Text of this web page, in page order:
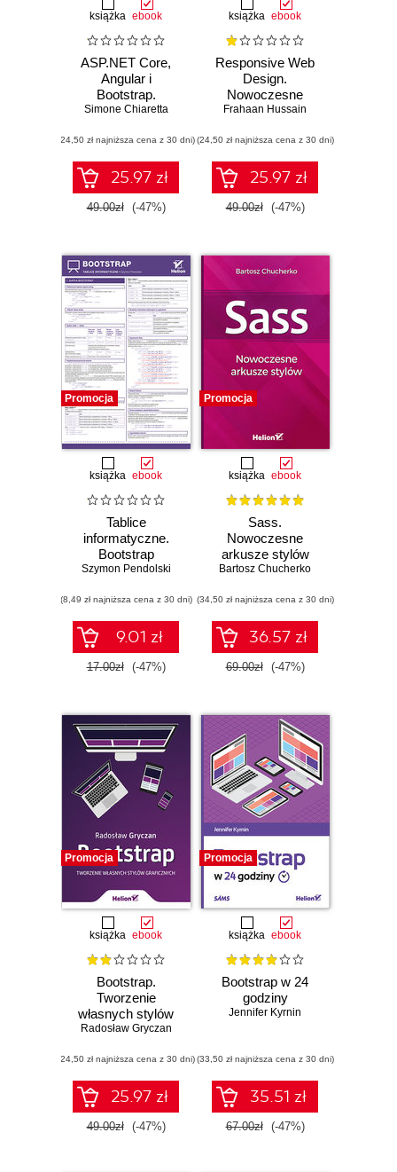
książka ebook
ASP.NET Core,
Angular i
Bootstrap.
Kompletny
end developera
Simone Chiaretta
(24,50 zł najniższa cena z 30 dni)
25.97 zł
49.00zł (-47%)
książka ebook
Responsive Web
Design.
Nowoczesne
strony WWW na
Frahaan Hussain
(24,50 zł najniższa cena z 30 dni)
25.97 zł
49.00zł (-47%)
Promocja
książka ebook
Tablice
informatyczne.
Bootstrap
Szymon Pendolski
(8,49 zł najniższa cena z 30 dni)
9.01 zł
17.00zł (-47%)
Promocja
książka ebook
Sass.
Nowoczesne
arkusze stylów
Bartosz Chucherko
(34,50 zł najniższa cena z 30 dni)
36.57 zł
69.00zł (-47%)
Promocja
książka ebook
Bootstrap.
Tworzenie
własnych stylów
graficznych
Radosław Gryczan
(24,50 zł najniższa cena z 30 dni)
25.97 zł
49.00zł (-47%)
Promocja
książka ebook
Bootstrap w 24
godziny
Jennifer Kyrnin
(33,50 zł najniższa cena z 30 dni)
35.51 zł
67.00zł (-47%)